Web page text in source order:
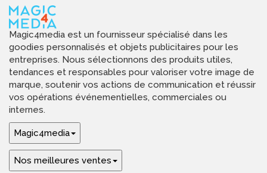
Magic4media est un fournisseur spécialisé dans les
goodies personnalisés et objets publicitaires pour les
entreprises. Nous sélectionnons des produits utiles,
tendances et responsables pour valoriser votre image de
marque, soutenir vos actions de communication et réussir
vos opérations événementielles, commerciales ou
internes.
Magic4media
Nos meilleures ventes